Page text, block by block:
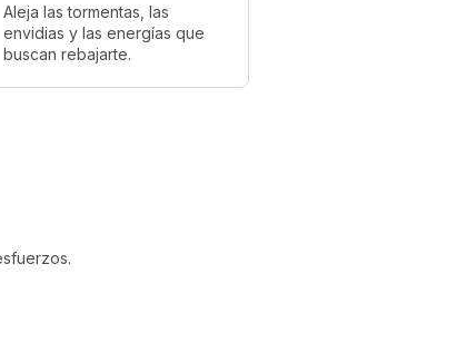
Aleja las tormentas, las
envidias y las energías que
buscan rebajarte.